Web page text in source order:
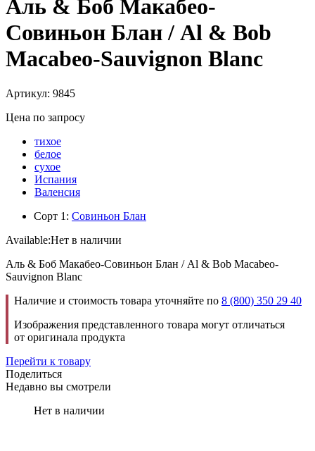
Аль & Боб Макабео-
Совиньон Блан / Al & Bob
Macabeo-Sauvignon Blanc
Артикул: 9845
Цена по запросу
тихое
белое
сухое
Испания
Валенсия
Сорт 1: Совиньон Блан
Available:Нет в наличии
Аль & Боб Макабео-Совиньон Блан / Al & Bob Macabeo-
Sauvignon Blanc
Наличие и стоимость товара уточняйте по 8 (800) 350 29 40
Изображения представленного товара могут отличаться
от оригинала продукта
Перейти к товару
Поделиться
Недавно вы смотрели
Нет в наличии